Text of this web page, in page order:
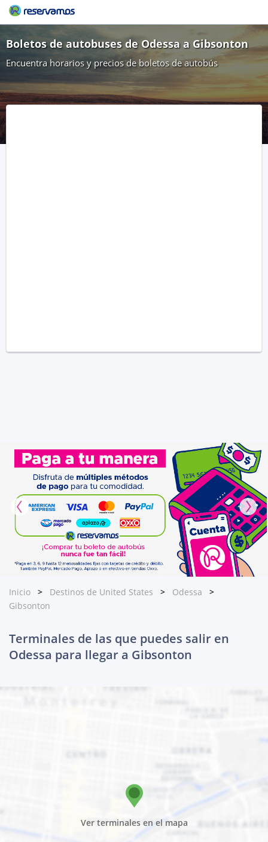
Boletos de autobuses de Odessa a Gibsonton
Encuentra horarios y precios de boletos de autobús
Inicio Destinos de United States
Odessa
Gibsonton
Terminales de las que puedes salir en
Odessa para llegar a Gibsonton
Ver terminales en el mapa